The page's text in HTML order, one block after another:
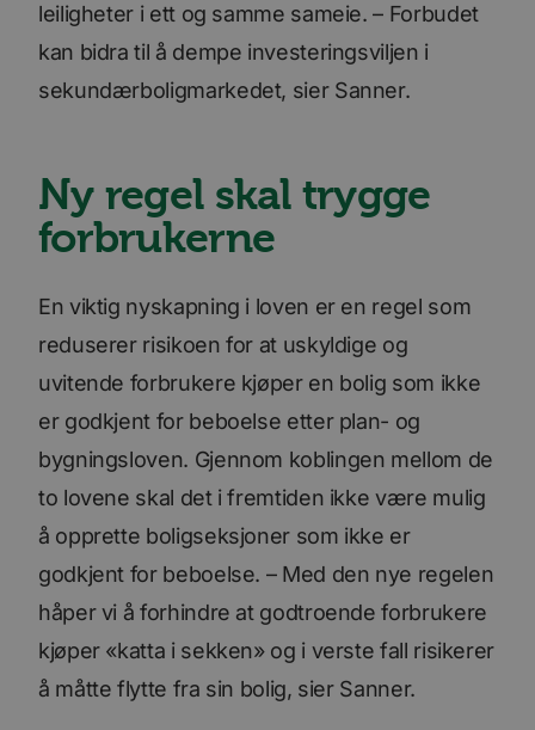
leiligheter i ett og samme sameie. – Forbudet
kan bidra til å dempe investeringsviljen i
sekundærboligmarkedet, sier Sanner.
Ny regel skal trygge
forbrukerne
En viktig nyskapning i loven er en regel som
reduserer risikoen for at uskyldige og
uvitende forbrukere kjøper en bolig som ikke
er godkjent for beboelse etter plan- og
bygningsloven. Gjennom koblingen mellom de
to lovene skal det i fremtiden ikke være mulig
å opprette boligseksjoner som ikke er
godkjent for beboelse. – Med den nye regelen
håper vi å forhindre at godtroende forbrukere
kjøper «katta i sekken» og i verste fall risikerer
å måtte flytte fra sin bolig, sier Sanner.